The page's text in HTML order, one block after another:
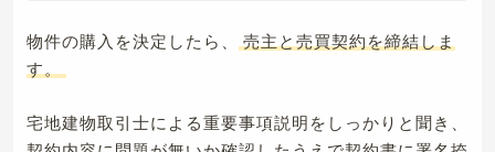
物件の購入を決定したら、
売主と売買契約を締結しま
す。
宅地建物取引士による重要事項説明をしっかりと聞き、